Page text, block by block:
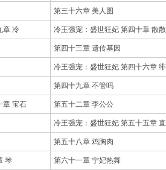
第三十六章 美人图
章 冷 冷王强宠：盛世狂妃 第四十章 散
第四十三章 遗传基因
冷王强宠：盛世狂妃 第四十六章
第四十九章 不管吗
章 宝石 第五十二章 李公公
冷王强宠：盛世狂妃 第五十五章
第五十八章 鸡胸肉
琴 第六十一章 宁妃热舞